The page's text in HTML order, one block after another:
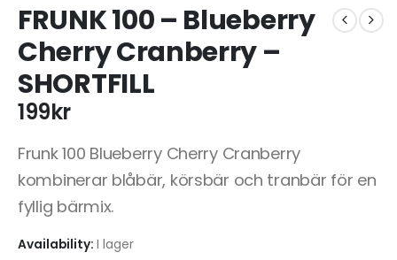
FRUNK 100 – Blueberry
Cherry Cranberry –
SHORTFILL
199kr
Frunk 100 Blueberry Cherry Cranberry
kombinerar blåbär, körsbär och tranbär för en
fyllig bärmix.
Availability: I lager